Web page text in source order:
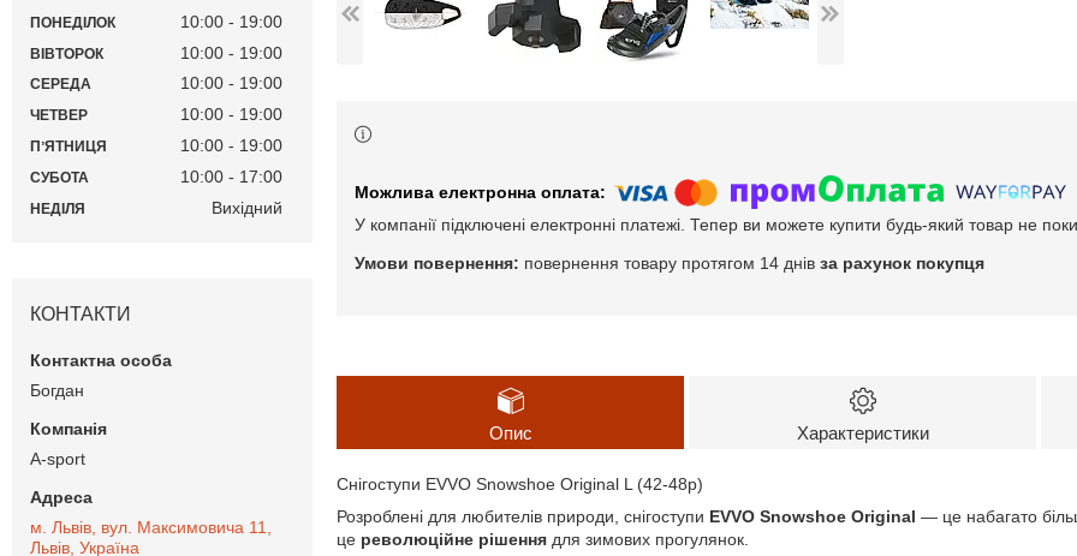
У компанії підключені електронні платежі. Тепер ви можете купити будь-який товар не
повернення товару протягом 14 днів за рахунок покупця
Опис Характеристики
Снігоступи EVVO Snowshoe Original L (42-48p)
Розроблені для любителів природи, снігоступи EVVO Snowshoe Original — це набагато
це революційне рішення для зимових прогулянок.
ПОНЕДІЛОК 10:00 19:00
ВІВТОРОК 10:00 19:00
СЕРЕДА 10:00 19:00
ЧЕТВЕР 10:00 19:00
ПʼЯТНИЦЯ 10:00 19:00
СУБОТА 10:00 17:00
НЕДІЛЯ Вихідний
КОНТАКТИ
Богдан
A-sport
м. Львів, вул. Максимовича 11,
Львів, Україна